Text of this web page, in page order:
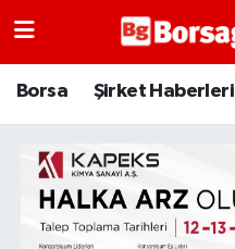
Borsa Şirket Haberleri
Borsa
Emtia